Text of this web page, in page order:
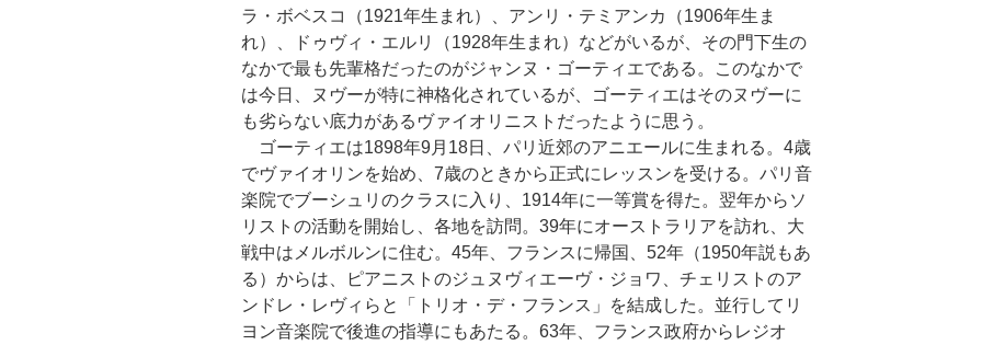
ラ・ボベスコ（1921年生まれ）、アンリ・テミアンカ（1906年生ま
れ）、ドゥヴィ・エルリ（1928年生まれ）などがいるが、その門下生の
なかで最も先輩格だったのがジャンヌ・ゴーティエである。このなかで
は今日、ヌヴーが特に神格化されているが、ゴーティエはそのヌヴーに
も劣らない底力があるヴァイオリニストだったように思う。
ゴーティエは1898年9月18日、パリ近郊のアニエールに生まれる。4歳
でヴァイオリンを始め、7歳のときから正式にレッスンを受ける。パリ音
楽院でブーシュリのクラスに入り、1914年に一等賞を得た。翌年からソ
リストの活動を開始し、各地を訪問。39年にオーストラリアを訪れ、大
戦中はメルボルンに住む。45年、フランスに帰国、52年（1950年説もあ
る）からは、ピアニストのジュヌヴィエーヴ・ジョワ、チェリストのア
ンドレ・レヴィらと「トリオ・デ・フランス」を結成した。並行してリ
ヨン音楽院で後進の指導にもあたる。63年、フランス政府からレジオ